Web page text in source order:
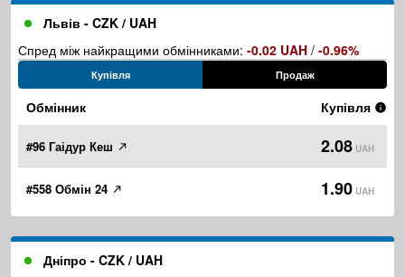
Львів - CZK / UAH
Спред між найкращими обмінниками: -0.02 UAH / -0.96%
Купівля Продаж
Обмінник Купівля
#96 Гаідур Кеш 2.08 UAH
#558 Обмін 24 1.90 UAH
Дніпро - CZK / UAH